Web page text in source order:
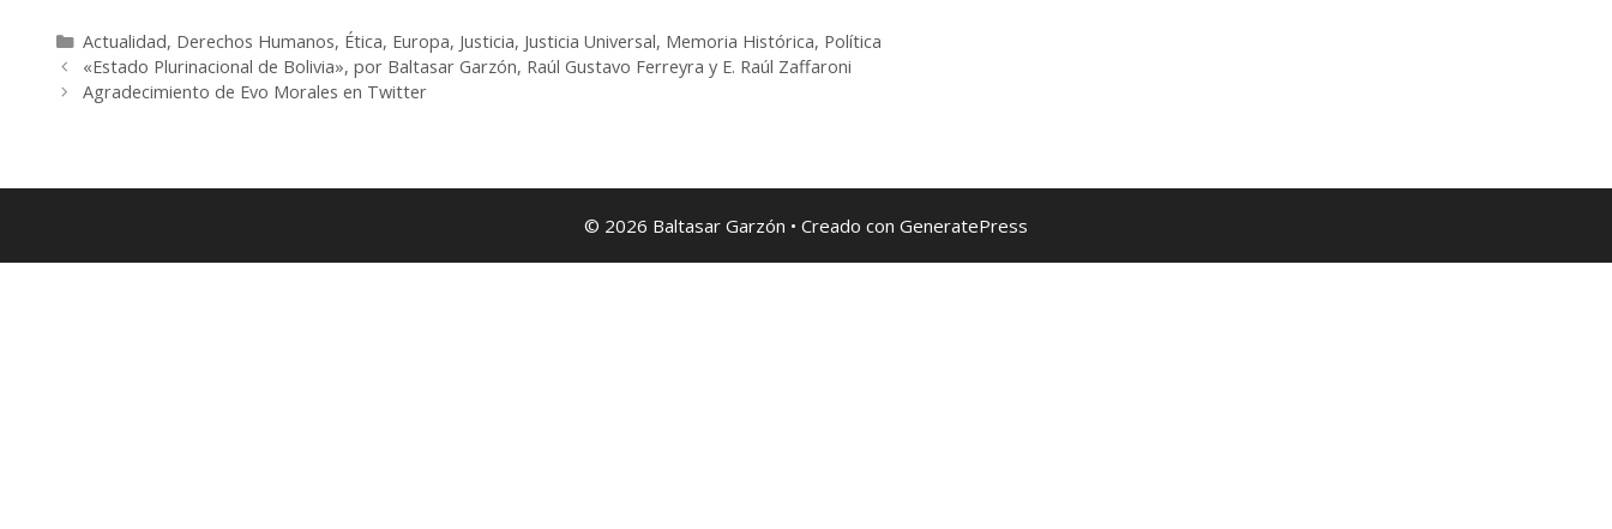
Categorías
Actualidad, Derechos Humanos, Ética, Europa, Justicia, Justicia Universal, Memoria Histórica, Política
«Estado Plurinacional de Bolivia», por Baltasar Garzón, Raúl Gustavo Ferreyra y E. Raúl Zaffaroni
Agradecimiento de Evo Morales en Twitter
© 2026 Baltasar Garzón • Creado con GeneratePress